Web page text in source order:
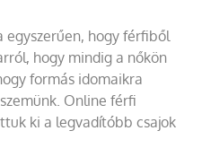
hogy férfiből
hogy mindig a nőkön
formás idomaikra
Online férfi
ki a legvadítóbb csajok